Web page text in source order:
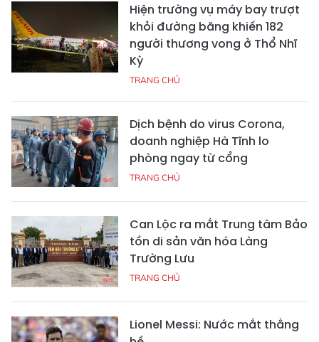
Hiện trường vụ máy bay trượt
khỏi đường băng khiến 182
người thương vong ở Thổ Nhĩ
Kỳ
TRANG CHỦ
Dịch bệnh do virus Corona,
doanh nghiệp Hà Tĩnh lo
phòng ngay từ cổng
TRANG CHỦ
Can Lộc ra mắt Trung tâm Bảo
tồn di sản văn hóa Làng
Trường Lưu
TRANG CHỦ
Lionel Messi: Nước mắt thằng